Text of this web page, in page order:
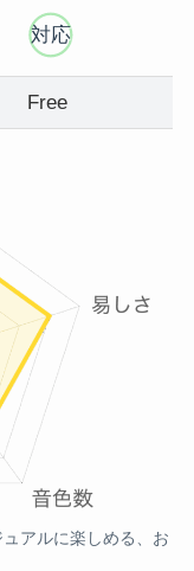
対応
Free
アルに楽しめる、お